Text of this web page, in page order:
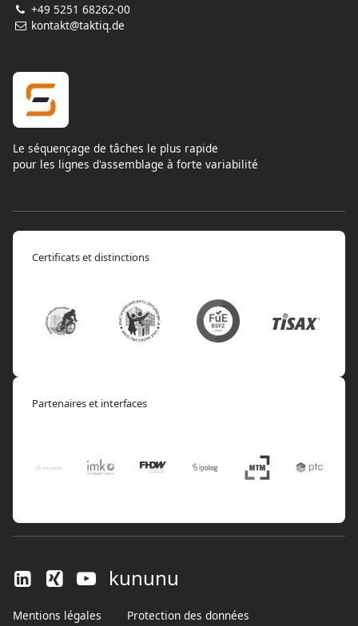
+49 5251 68262-00
kontakt@taktiq.de
Le séquençage de tâches le plus rapide
pour les lignes d'assemblage à forte variabilité
Certificats et distinctions
Partenaires et interfaces
kununu
Mentions légales Protection des données